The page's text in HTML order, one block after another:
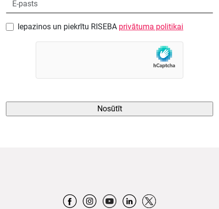
Iepazinos un piekrītu RISEBA privātuma politikai